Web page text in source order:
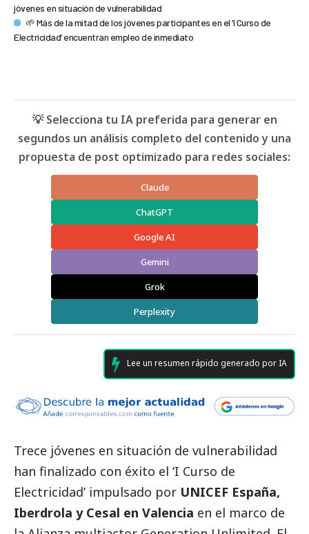
jóvenes en situación de vulnerabilidad
🌱 Más de la mitad de los jóvenes participantes en el ‘I Curso de
Electricidad’ encuentran empleo de inmediato
💡 Selecciona tu IA preferida para generar en
segundos un análisis completo del contenido y una
propuesta de post optimizado para redes sociales:
Claude
ChatGPT
Google AI
Gemini
Grok
Perplexity
Lee un resumen rápido generado por IA
Trece jóvenes en situación de vulnerabilidad
han finalizado con éxito el ‘I Curso de
Electricidad’ impulsado por UNICEF España,
Iberdrola y Cesal en Valencia en el marco de